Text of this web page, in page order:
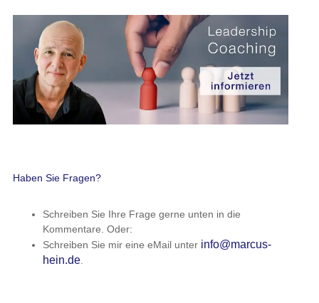
Haben Sie Fragen?
Schreiben Sie Ihre Frage gerne unten in die
Kommentare. Oder:
Schreiben Sie mir eine eMail unter info@marcus-
hein.de.